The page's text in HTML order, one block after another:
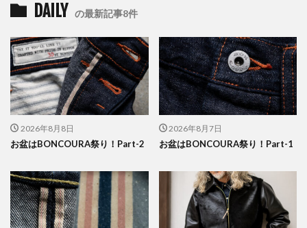
DAILY の最新記事8件
2026年8月8日
お盆はBONCOURA祭り！Part-2
2026年8月7日
お盆はBONCOURA祭り！Part-1